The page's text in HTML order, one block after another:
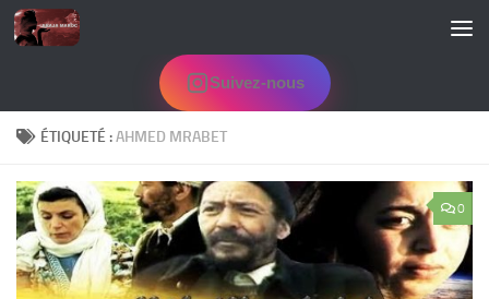
Skip to content
Suivez-nous
ÉTIQUETÉ :AHMED MRABET
0